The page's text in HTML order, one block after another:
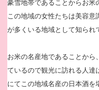
豪雪地帯であることからお米
この地域の女性たちは美容
が多くいる地域として知られ
お米の名産地であることから
ているので観光に訪れる人
にてこの地域名産の日本酒を